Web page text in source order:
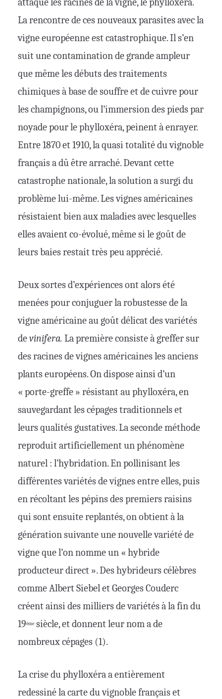
attaque les racines de la vigne, le phylloxéra.
La rencontre de ces nouveaux parasites avec la
vigne européenne est catastrophique. Il s’en
suit une contamination de grande ampleur
que même les débuts des traitements
chimiques à base de souffre et de cuivre pour
les champignons, ou l’immersion des pieds par
noyade pour le phylloxéra, peinent à enrayer.
Entre 1870 et 1910, la quasi totalité du vignoble
français a dû être arraché. Devant cette
catastrophe nationale, la solution a surgi du
problème lui-même. Les vignes américaines
résistaient bien aux maladies avec lesquelles
elles avaient co-évolué, même si le goût de
leurs baies restait très peu apprécié.
Deux sortes d’expériences ont alors été
menées pour conjuguer la robustesse de la
vigne américaine au goût délicat des variétés
devinifera. La première consiste à greffer sur
des racines de vignes américaines les anciens
plants européens. On dispose ainsi d’un
« porte-greffe » résistant au phylloxéra, en
sauvegardant les cépages traditionnels et
leurs qualités gustatives. La seconde méthode
reproduit artificiellement un phénomène
naturel : l’hybridation. En pollinisant les
différentes variétés de vignes entre elles, puis
en récoltant les pépins des premiers raisins
qui sont ensuite replantés, on obtient à la
génération suivante une nouvelle variété de
vigne que l’on nomme un « hybride
producteur direct ». Des hybrideurs célèbres
comme Albert Siebel et Georges Couderc
créent ainsi des milliers de variétés à la fin du
19ème siècle, et donnent leur nom a de
nombreux cépages (1).
La crise du phylloxéra a entièrement
redessiné la carte du vignoble français et